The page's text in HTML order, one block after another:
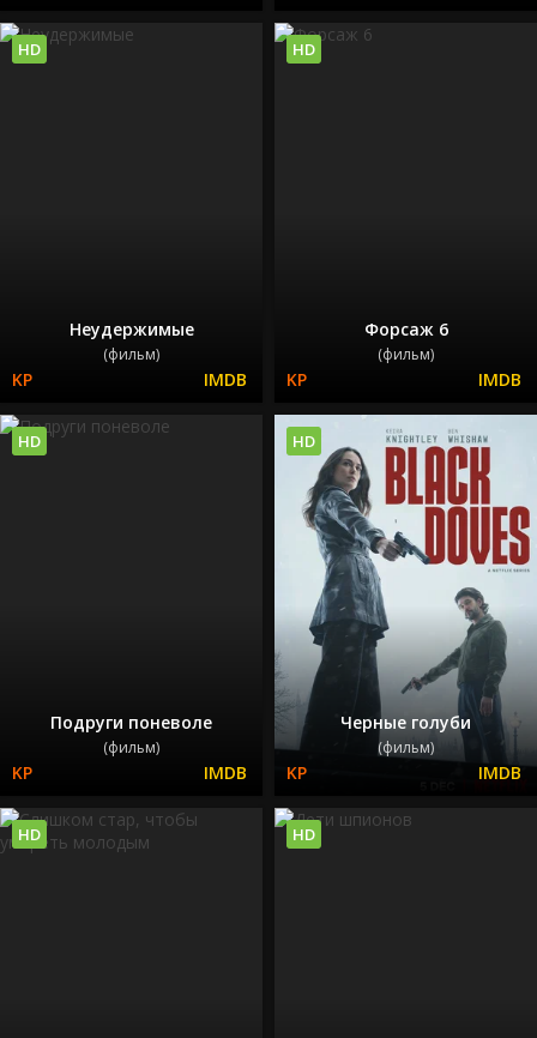
Неудержимые
(фильм)
HD
Форсаж 6
(фильм)
HD
Подруги поневоле
(фильм)
HD
Черные голуби
(фильм)
HD
HD HD